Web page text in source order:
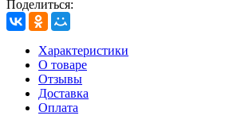
Поделиться:
Характеристики
О товаре
Отзывы
Доставка
Оплата